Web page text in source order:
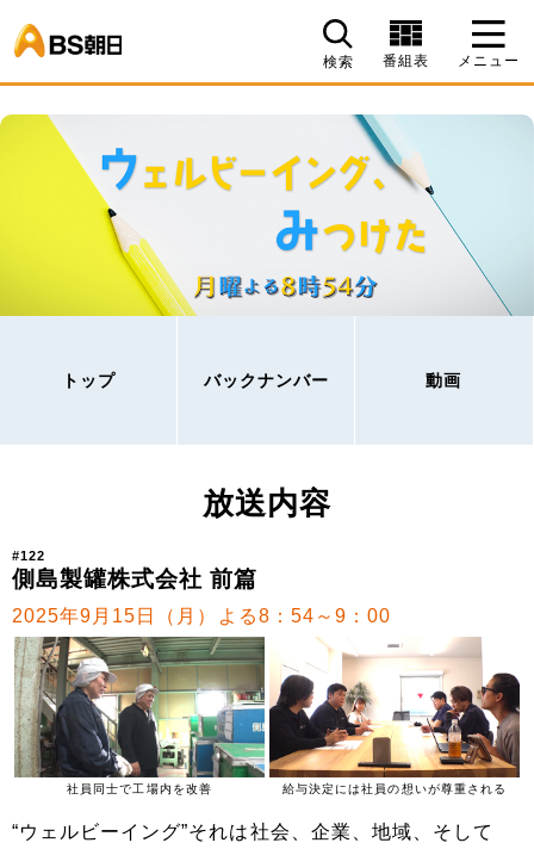
検索 番組表 メニュー
トップ バックナンバー 動画
放送内容
#122
側島製罐株式会社 前篇
2025年9月15日（月）よる8：54～9：00
社員同士で工場内を改善 給与決定には社員の想いが尊重される
“ウェルビーイング”それは社会、企業、地域、そして